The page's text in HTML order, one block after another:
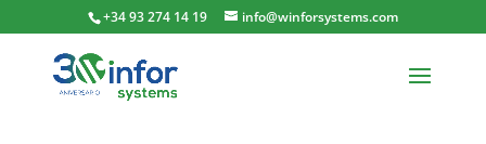
+34 93 274 14 19 info@winforsystems.com